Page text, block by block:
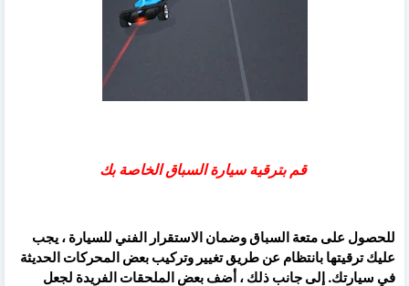
قم بترقية سيارة السباق الخاصة بك
للحصول على متعة السباق وضمان الاستقرار الفني للسيارة ، يجب
عليك ترقيتها بانتظام عن طريق تغيير وتركيب بعض المحركات الحديثة
في سيارتك. إلى جانب ذلك ، أضف بعض الملحقات الفريدة لجعل